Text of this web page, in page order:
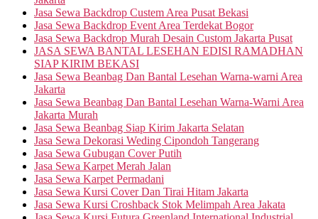
Jasa Sewa Backdrop Custem Area Pusat Bekasi
Jasa Sewa Backdrop Event Area Terdekat Bogor
Jasa Sewa Backdrop Murah Desain Custom Jakarta Pusat
JASA SEWA BANTAL LESEHAN EDISI RAMADHAN
SIAP KIRIM BEKASI
Jasa Sewa Beanbag Dan Bantal Lesehan Warna-warni Area
Jakarta
Jasa Sewa Beanbag Dan Bantal Lesehan Warna-Warni Area
Jakarta Murah
Jasa Sewa Beanbag Siap Kirim Jakarta Selatan
Jasa Sewa Dekorasi Weding Cipondoh Tangerang
Jasa Sewa Gubugan Cover Putih
Jasa Sewa Karpet Merah Jalan
Jasa Sewa Karpet Permadani
Jasa Sewa Kursi Cover Dan Tirai Hitam Jakarta
Jasa Sewa Kursi Croshback Stok Melimpah Area Jakata